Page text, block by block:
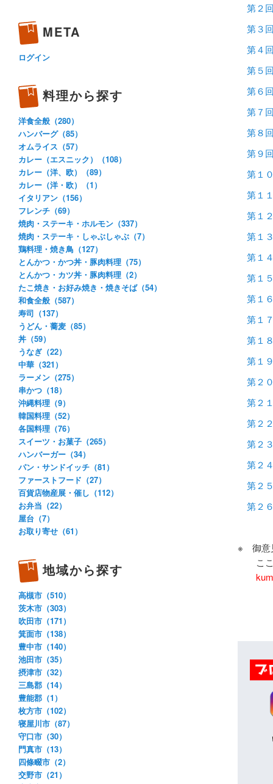
第２
第３
第４
第５
第６
第７
第８
第９
第１
第１
第１
第１
第１
第１
第１
第１
第１
第１
第２
第２
第２
第２
第２
第２
第２
※ 御意
ここ
META
ログイン
料理から探す
洋食全般（280）
ハンバーグ（85）
オムライス（57）
カレー（エスニック）（108）
カレー（洋、欧）（89）
カレー（洋・欧）（1）
イタリアン（156）
フレンチ（69）
焼肉・ステーキ・ホルモン（337）
焼肉・ステーキ・しゃぶしゃぶ（7）
鶏料理・焼き鳥（127）
とんかつ・かつ丼・豚肉料理（75）
とんかつ・カツ丼・豚肉料理（2）
たこ焼き・お好み焼き・焼きそば（54）
和食全般（587）
寿司（137）
うどん・蕎麦（85）
丼（59）
うなぎ（22）
中華（321）
ラーメン（275）
串かつ（18）
沖縄料理（9）
韓国料理（52）
各国料理（76）
スイーツ・お菓子（265）
ハンバーガー（34）
パン・サンドイッチ（81）
ファーストフード（27）
百貨店物産展・催し（112）
お弁当（22）
屋台（7）
お取り寄せ（61）
地域から探す
高槻市（510）
茨木市（303）
吹田市（171）
箕面市（138）
豊中市（140）
池田市（35）
摂津市（32）
三島郡（14）
豊能郡（1）
枚方市（102）
寝屋川市（87）
守口市（30）
門真市（13）
四條畷市（2）
交野市（21）